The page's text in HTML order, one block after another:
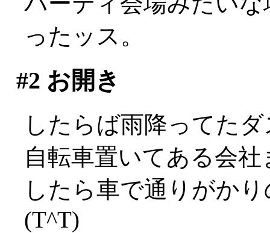
ったッス。
#2 お開き
したらば雨降ってた
自転車置いてある会
したら車で通りがか
(T^T)